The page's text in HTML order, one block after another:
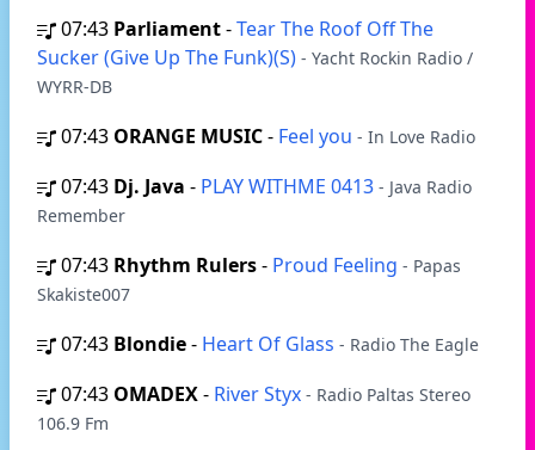
07:43 Parliament-Tear The Roof Off The
Sucker (Give Up The Funk)(S) - Yacht Rockin Radio /
WYRR-DB
07:43 ORANGE MUSIC- Feel you - In Love Radio
07:43 Dj. Java - PLAY WITHME 0413 - Java Radio
Remember
07:43 Rhythm Rulers- Proud Feeling - Papas
Skakiste007
07:43 Blondie- Heart Of Glass - Radio The Eagle
07:43 OMADEX- River Styx - Radio Paltas Stereo
106.9 Fm